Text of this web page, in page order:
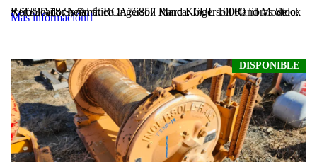
Remolcador neumático Ingersoll Rand K6UL 10000 libras Stock #: T335-18 Serial #: RCA76857 Marca: Ingersoll Rand Modelo: K6UL Año: N/A
Más información
DISPONIBLE